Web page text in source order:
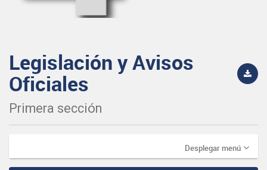
Legislación y Avisos
Oficiales
Primera sección
Desplegar menú